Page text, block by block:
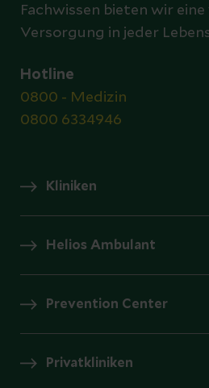
Fachwissen bieten wir
Versorgung in jeder
Hotline
0800 - Medizin
0800 6334946
Kliniken
Helios Ambulant
Prevention Center
Privatkliniken